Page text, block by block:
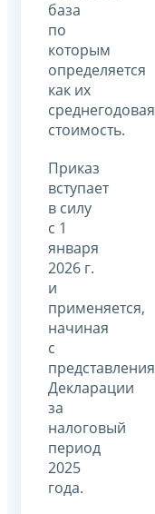
база
по
которым
определяется
как их
среднегодовая
стоимость.
Приказ
вступает
в силу
с 1
января
2026 г.
и
применяется,
начиная
с
представления
Декларации
за
налоговый
период
2025
года.